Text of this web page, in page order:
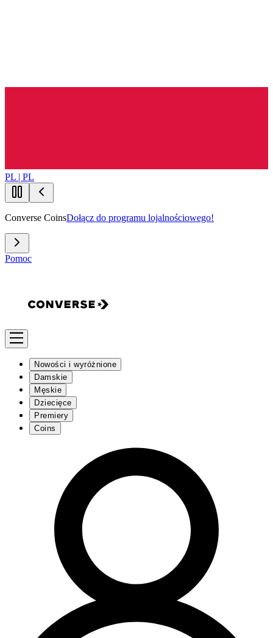
PL | PL
Converse CoinsDołącz do programu lojalnościowego!
Pomoc
Nowości i wyróżnione
Damskie
Męskie
Dziecięce
Premiery
Coins